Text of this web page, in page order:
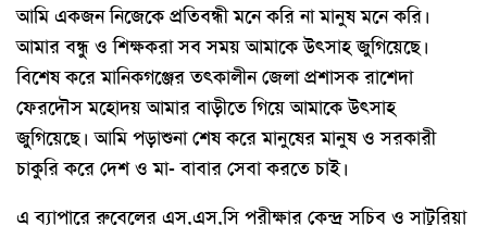
আমি একজন নিজেকে প্রতিবন্ধী মনে করি না মানুষ মনে করি।
আমার বন্ধু ও শিক্ষকরা সব সময় আমাকে উৎসাহ জুগিয়েছে।
বিশেষ করে মানিকগঞ্জের তৎকালীন জেলা প্রশাসক রাশেদা
ফেরদৌস মহোদয় আমার বাড়ীতে গিয়ে আমাকে উৎসাহ
জুগিয়েছে। আমি পড়াশুনা শেষ করে মানুষের মানুষ ও সরকারী
চাকুরি করে দেশ ও মা- বাবার সেবা করতে চাই।
এ ব্যাপারে রুবেলের এস,এস,সি পরীক্ষার কেন্দ্র সচিব ও সাটুরিয়া